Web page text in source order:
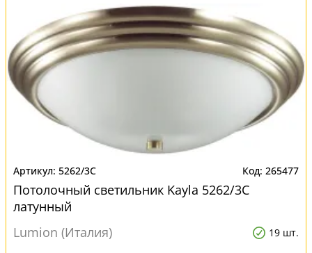
5262/3C 265477
Потолочный светильник Kayla 5262/3C
латунный
Lumion (Италия)
19 шт.